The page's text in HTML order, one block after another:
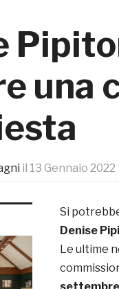
una
il 13 Gennaio 2022
Si
Denise
Le ultime